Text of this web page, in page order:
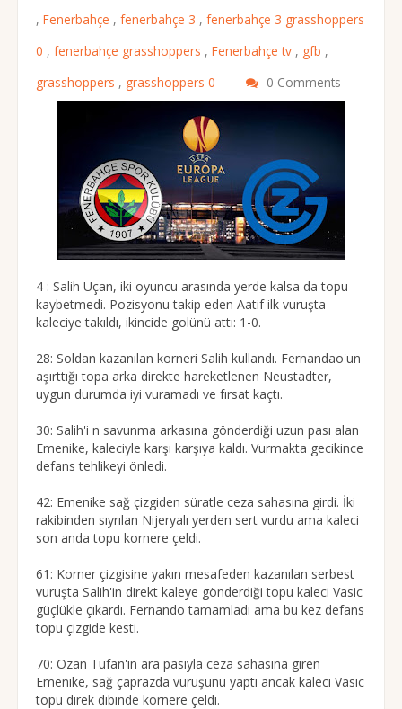
, Fenerbahçe , fenerbahçe 3 , fenerbahçe 3 grasshoppers
0 , fenerbahçe grasshoppers , Fenerbahçe tv , gfb ,
grasshoppers , grasshoppers 0 0 Comments
4 : Salih Uçan, iki oyuncu arasında yerde kalsa da topu
kaybetmedi. Pozisyonu takip eden Aatif ilk vuruşta
kaleciye takıldı, ikincide golünü attı: 1-0.
28: Soldan kazanılan korneri Salih kullandı. Fernandao'un
aşırttığı topa arka direkte hareketlenen Neustadter,
uygun durumda iyi vuramadı ve fırsat kaçtı.
30: Salih'i n savunma arkasına gönderdiği uzun pası alan
Emenike, kaleciyle karşı karşıya kaldı. Vurmakta gecikince
defans tehlikeyi önledi.
42: Emenike sağ çizgiden süratle ceza sahasına girdi. İki
rakibinden sıyrılan Nijeryalı yerden sert vurdu ama kaleci
son anda topu kornere çeldi.
61: Korner çizgisine yakın mesafeden kazanılan serbest
vuruşta Salih'in direkt kaleye gönderdiği topu kaleci Vasic
güçlükle çıkardı. Fernando tamamladı ama bu kez defans
topu çizgide kesti.
70: Ozan Tufan'ın ara pasıyla ceza sahasına giren
Emenike, sağ çaprazda vuruşunu yaptı ancak kaleci Vasic
topu direk dibinde kornere çeldi.